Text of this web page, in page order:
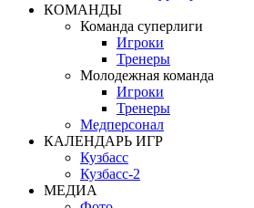
КОМАНДЫ
Команда суперлиги
Игроки
Тренеры
Молодежная команда
Игроки
Тренеры
Медперсонал
КАЛЕНДАРЬ ИГР
Кузбасс
Кузбасс-2
МЕДИА